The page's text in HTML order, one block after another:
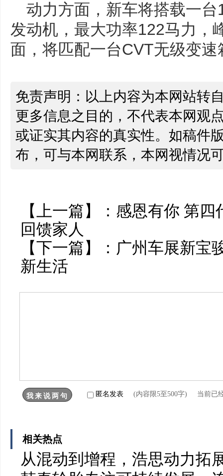
动力方面，新车将搭载一
发动机，最大功率122马力，
面，将匹配一台CVT无级变速
免责声明：以上内容为本网站转
更多信息之目的，不代表本网观
或证实其内容的真实性。如稿件
布，可与本网联系，本网视情况
【上一篇】： 感恩有你 第四
回馈家人
【下一篇】： 广州车展新宝
新生活
匿名发表 (内容限5至500字) 当前已
相关热点
从混动到增程，浩思动力拓